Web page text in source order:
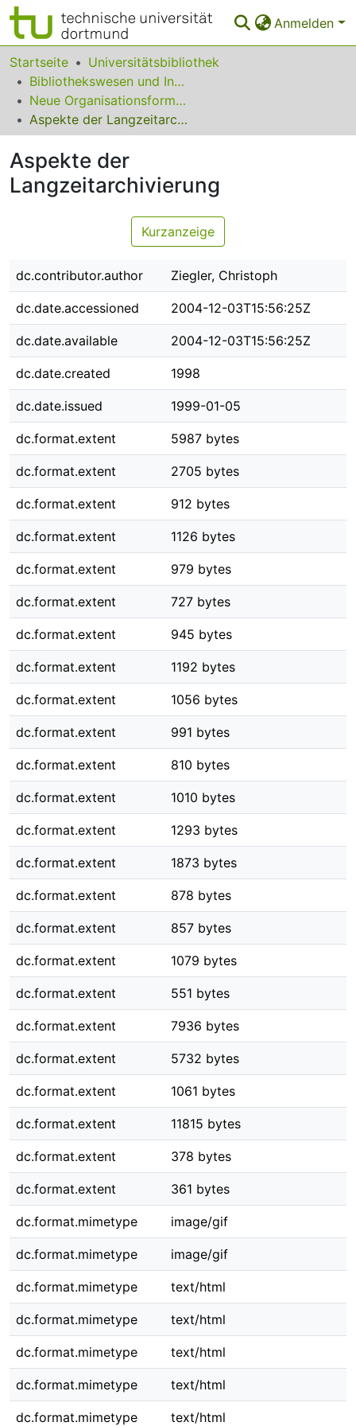
Anmelden
Bereiche & Sammlungen
Das gesamte Repositorium
Statistiken
FAQ
Leitlinien
Zurück zur Startseite
Startseite
Universitätsbibliothek
Bibliothekswesen und Information
Neue Organisationsformen elektronischer Veröffentlichungen
Aspekte der Langzeitarchivierung
Aspekte der
Langzeitarchivierung
Kurzanzeige
dc.contributor.author Ziegler, Christoph
dc.date.accessioned 2004-12-03T15:56:25Z
dc.date.available 2004-12-03T15:56:25Z
dc.date.created 1998
dc.date.issued 1999-01-05
dc.format.extent 5987 bytes
dc.format.extent 2705 bytes
dc.format.extent 912 bytes
dc.format.extent 1126 bytes
dc.format.extent 979 bytes
dc.format.extent 727 bytes
dc.format.extent 945 bytes
dc.format.extent 1192 bytes
dc.format.extent 1056 bytes
dc.format.extent 991 bytes
dc.format.extent 810 bytes
dc.format.extent 1010 bytes
dc.format.extent 1293 bytes
dc.format.extent 1873 bytes
dc.format.extent 878 bytes
dc.format.extent 857 bytes
dc.format.extent 1079 bytes
dc.format.extent 551 bytes
dc.format.extent 7936 bytes
dc.format.extent 5732 bytes
dc.format.extent 1061 bytes
dc.format.extent 11815 bytes
dc.format.extent 378 bytes
dc.format.extent 361 bytes
dc.format.mimetype image/gif
dc.format.mimetype image/gif
dc.format.mimetype text/html
dc.format.mimetype text/html
dc.format.mimetype text/html
dc.format.mimetype text/html
dc.format.mimetype text/html